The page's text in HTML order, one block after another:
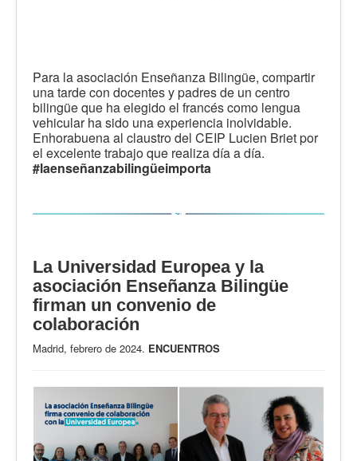
Para la asociación Enseñanza Bilingüe, compartir
una tarde con docentes y padres de un centro
bilingüe que ha elegido el francés como lengua
vehicular ha sido una experiencia inolvidable.
Enhorabuena al claustro del CEIP Lucien Briet por
el excelente trabajo que realiza día a día.
#laenseñanzabilingüeimporta
La Universidad Europea y la
asociación Enseñanza Bilingüe
firman un convenio de
colaboración
Madrid, febrero de 2024. ENCUENTROS